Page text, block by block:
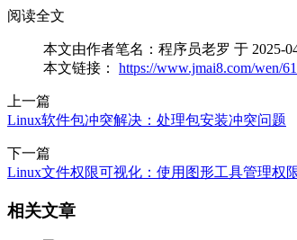
阅读全文
本文由作者笔名：程序员老罗 于 2025-
本文链接： https://www.jmai8.com/wen/
上一篇
Linux软件包冲突解决：处理包安装冲突问题
下一篇
Linux文件权限可视化：使用图形工具管理权
相关文章